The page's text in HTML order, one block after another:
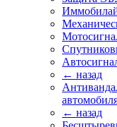
← назад
← назад